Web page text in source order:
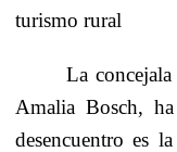
turismo rural
La
Amalia Bosch,
desencuentro es